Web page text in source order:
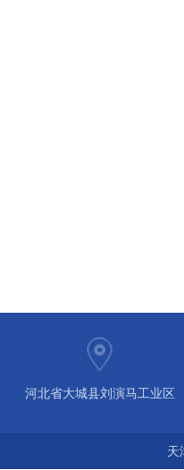
河北省大城县刘演马工业区
天